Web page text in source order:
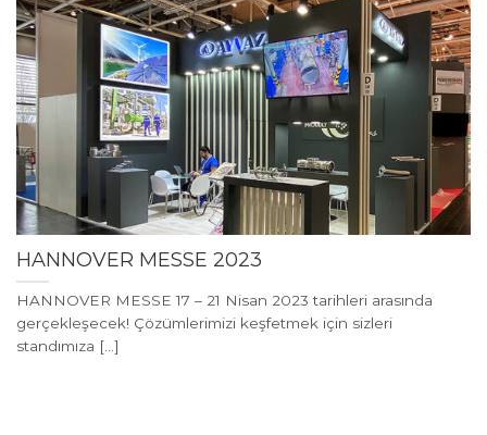
HANNOVER MESSE 2023
HANNOVER MESSE 17 – 21 Nisan 2023 tarihleri arasında
gerçekleşecek! Çözümlerimizi keşfetmek için sizleri
standımıza [...]